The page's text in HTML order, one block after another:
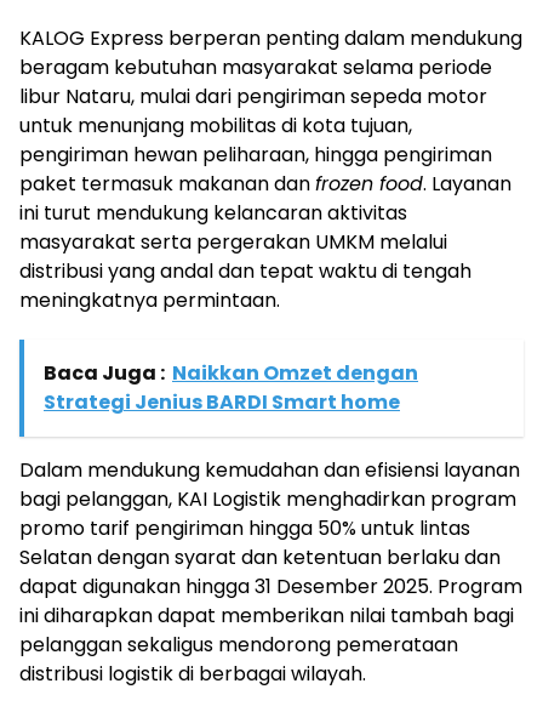
KALOG Express berperan penting dalam mendukung
beragam kebutuhan masyarakat selama periode
libur Nataru, mulai dari pengiriman sepeda motor
untuk menunjang mobilitas di kota tujuan,
pengiriman hewan peliharaan, hingga pengiriman
paket termasuk makanan danfrozen food. Layanan
ini turut mendukung kelancaran aktivitas
masyarakat serta pergerakan UMKM melalui
distribusi yang andal dan tepat waktu di tengah
meningkatnya permintaan.
Baca Juga : Naikkan Omzet dengan
Strategi Jenius BARDI Smart home
Dalam mendukung kemudahan dan efisiensi layanan
bagi pelanggan, KAI Logistik menghadirkan program
promo tarif pengiriman hingga 50% untuk lintas
Selatan dengan syarat dan ketentuan berlaku dan
dapat digunakan hingga 31 Desember 2025. Program
ini diharapkan dapat memberikan nilai tambah bagi
pelanggan sekaligus mendorong pemerataan
distribusi logistik di berbagai wilayah.